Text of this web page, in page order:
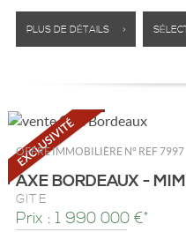
PLUS DE DÉTAILS >
OFFRE IMMOBILIÈRE N° REF 7997
AXE BORDEAUX -
GÎTE
Prix : 1 990 000 €*